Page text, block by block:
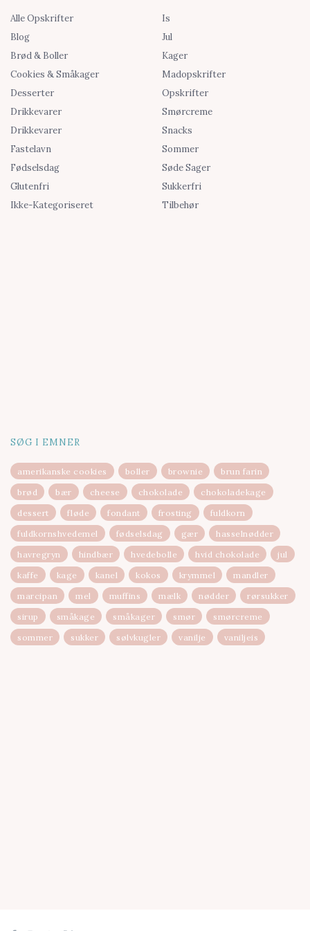
Alle Opskrifter
Blog
Brød & Boller
Cookies & Småkager
Desserter
Drikkevarer
Drikkevarer
Fastelavn
Fødselsdag
Glutenfri
Ikke-Kategoriseret
Is
Jul
Kager
Madopskrifter
Opskrifter
Smørcreme
Snacks
Sommer
Søde Sager
Sukkerfri
Tilbehør
SØG I EMNER
amerikanske cookies boller brownie
brun farin
brød
bær cheese chokolade
chokoladekage
dessert
fløde fondant frosting
fuldkorn
fuldkornshvedemel
fødselsdag gær
hasselnødder
havregryn
hindbær hvedebolle hvid chokolade
jul
kaffe
kage kanel kokos krymmel
mandler
marcipan
mel muffins mælk nødder
rørsukker
sirup
småkage småkager smør
smørcreme
sommer
sukker sølvkugler vanilje vaniljeis